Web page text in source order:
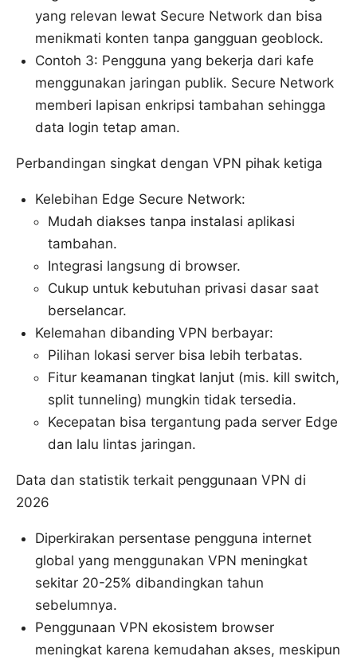
yang relevan lewat Secure Network dan bisa
menikmati konten tanpa gangguan geoblock.
Contoh 3: Pengguna yang bekerja dari kafe
menggunakan jaringan publik. Secure Network
memberi lapisan enkripsi tambahan sehingga
data login tetap aman.
Perbandingan singkat dengan VPN pihak ketiga
Kelebihan Edge Secure Network:
Mudah diakses tanpa instalasi aplikasi
tambahan.
Integrasi langsung di browser.
Cukup untuk kebutuhan privasi dasar saat
berselancar.
Kelemahan dibanding VPN berbayar:
Pilihan lokasi server bisa lebih terbatas.
Fitur keamanan tingkat lanjut (mis. kill switch,
split tunneling) mungkin tidak tersedia.
Kecepatan bisa tergantung pada server Edge
dan lalu lintas jaringan.
Data dan statistik terkait penggunaan VPN di
2026
Diperkirakan persentase pengguna internet
global yang menggunakan VPN meningkat
sekitar 20-25% dibandingkan tahun
sebelumnya.
Penggunaan VPN ekosistem browser
meningkat karena kemudahan akses, meskipun